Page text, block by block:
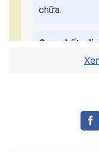
chữa.
Cam kết
📌 Điền